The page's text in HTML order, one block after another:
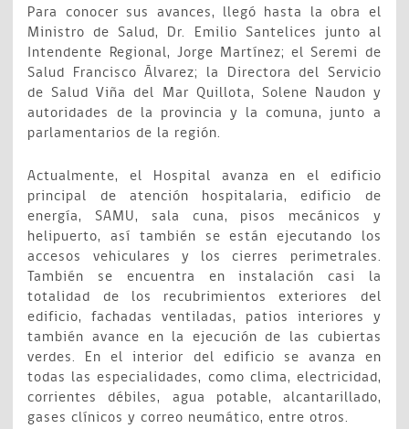
Para conocer sus avances, llegó hasta la obra el
Ministro de Salud, Dr. Emilio Santelices junto al
Intendente Regional, Jorge Martínez; el Seremi de
Salud Francisco Álvarez; la Directora del Servicio
de Salud Viña del Mar Quillota, Solene Naudon y
autoridades de la provincia y la comuna, junto a
parlamentarios de la región.
Actualmente, el Hospital avanza en el edificio
principal de atención hospitalaria, edificio de
energía, SAMU, sala cuna, pisos mecánicos y
helipuerto, así también se están ejecutando los
accesos vehiculares y los cierres perimetrales.
También se encuentra en instalación casi la
totalidad de los recubrimientos exteriores del
edificio, fachadas ventiladas, patios interiores y
también avance en la ejecución de las cubiertas
verdes. En el interior del edificio se avanza en
todas las especialidades, como clima, electricidad,
corrientes débiles, agua potable, alcantarillado,
gases clínicos y correo neumático, entre otros.